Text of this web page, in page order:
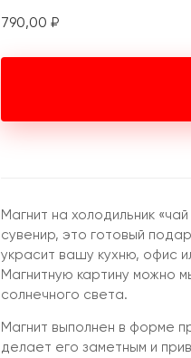
790,00 ₽
Магнит на холодильник
сувенир, это готовый
украсит вашу кухню, офис
Магнитную картину можно
солнечного света.
Магнит выполнен в форме
делает его заметным и